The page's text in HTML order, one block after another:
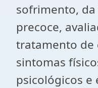
sofrimento,
precoce,
tratamento de
sintomas
psicológicos e